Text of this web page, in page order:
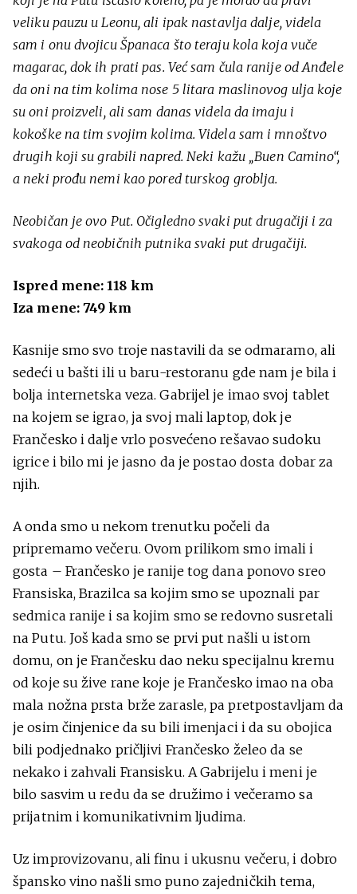
veliku pauzu u Leonu, ali ipak nastavlja dalje, videla
sam i onu dvojicu Španaca što teraju kola koja vuče
magarac, dok ih prati pas. Već sam čula ranije od Anđele
da oni na tim kolima nose 5 litara maslinovog ulja koje
su oni proizveli, ali sam danas videla da imaju i
kokoške na tim svojim kolima. Videla sam i mnoštvo
drugih koji su grabili napred. Neki kažu „Buen Camino“,
a neki prođu nemi kao pored turskog groblja.
Neobičan je ovo Put. Očigledno svaki put drugačiji i za
svakoga od neobičnih putnika svaki put drugačiji.
Ispred mene: 118 km
Iza mene: 749 km
Kasnije smo svo troje nastavili da se odmaramo, ali
sedeći u bašti ili u baru-restoranu gde nam je bila i
bolja internetska veza. Gabrijel je imao svoj tablet
na kojem se igrao, ja svoj mali laptop, dok je
Frančesko i dalje vrlo posvećeno rešavao sudoku
igrice i bilo mi je jasno da je postao dosta dobar za
njih.
A onda smo u nekom trenutku počeli da
pripremamo večeru. Ovom prilikom smo imali i
gosta – Frančesko je ranije tog dana ponovo sreo
Fransiska, Brazilca sa kojim smo se upoznali par
sedmica ranije i sa kojim smo se redovno susretali
na Putu. Još kada smo se prvi put našli u istom
domu, on je Frančesku dao neku specijalnu kremu
od koje su žive rane koje je Frančesko imao na oba
mala nožna prsta brže zarasle, pa pretpostavljam da
je osim činjenice da su bili imenjaci i da su obojica
bili podjednako pričljivi Frančesko želeo da se
nekako i zahvali Fransisku. A Gabrijelu i meni je
bilo sasvim u redu da se družimo i večeramo sa
prijatnim i komunikativnim ljudima.
Uz improvizovanu, ali finu i ukusnu večeru, i dobro
špansko vino našli smo puno zajedničkih tema,